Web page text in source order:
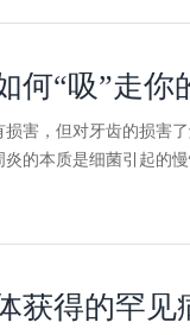
何“吸”走
害，但对牙齿的损害
的本质是细菌引起的
体获得的罕